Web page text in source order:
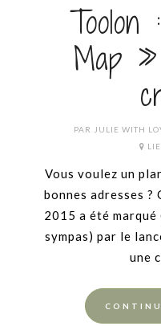
Map
PAR JULIE WITH
Vous voulez un
bonnes adresses ?
2015 a été
sympas) par le
une